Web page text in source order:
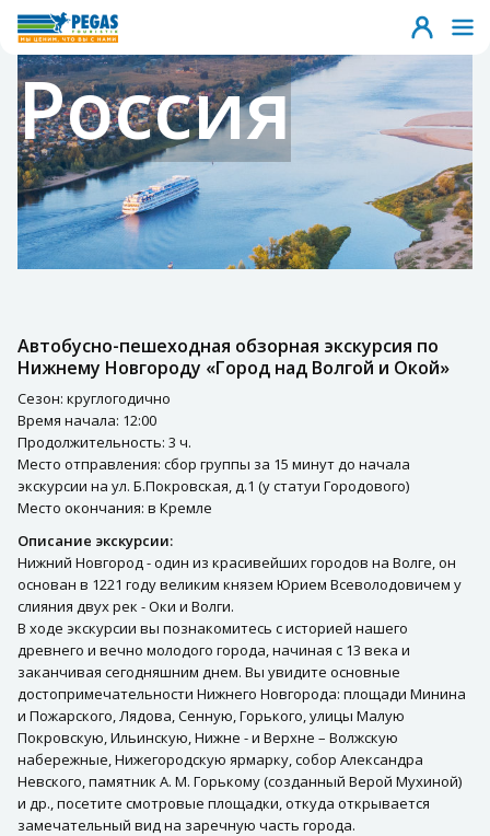
Россия
Автобусно-пешеходная обзорная экскурсия по
Нижнему Новгороду «Город над Волгой и Окой»
Сезон: круглогодично
Время начала: 12:00
Продолжительность: 3 ч.
Место отправления: сбор группы за 15 минут до начала
экскурсии на ул. Б.Покровская, д.1 (у статуи Городового)
Место окончания: в Кремле
Описание экскурсии:
Нижний Новгород - один из красивейших городов на Волге, он
основан в 1221 году великим князем Юрием Всеволодовичем у
слияния двух рек - Оки и Волги.
В ходе экскурсии вы познакомитесь с историей нашего
древнего и вечно молодого города, начиная с 13 века и
заканчивая сегодняшним днем. Вы увидите основные
достопримечательности Нижнего Новгорода: площади Минина
и Пожарского, Лядова, Сенную, Горького, улицы Малую
Покровскую, Ильинскую, Нижне - и Верхне – Волжскую
набережные, Нижегородскую ярмарку, собор Александра
Невского, памятник А. М. Горькому (созданный Верой Мухиной)
и др., посетите смотровые площадки, откуда открывается
замечательный вид на заречную часть города.